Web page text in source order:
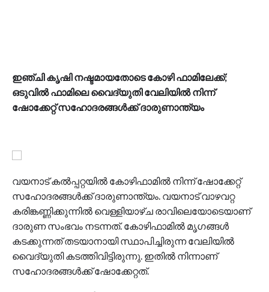
ഇഞ്ചി കൃഷി നഷ്ടമായതോടെ കോഴി ഫാമിലേക്ക്;
ഒടുവില്‍ ഫാമിലെ വൈദ്യുതി വേലിയില്‍ നിന്ന്
ഷോക്കേറ്റ് സഹോദരങ്ങള്‍ക്ക് ദാരുണാന്ത്യം
വയനാട് കല്‍പ്പറ്റയില്‍ കോഴിഫാമില്‍ നിന്ന് ഷോക്കേറ്റ്
സഹോദരങ്ങള്‍ക്ക് ദാരുണാന്ത്യം. വയനാട് വാഴവറ്റ
കരിങ്കണ്ണിക്കുന്നില്‍ വെള്ളിയാഴ്ച രാവിലെയോടെയാണ്
ദാരുണ സംഭവം നടന്നത്. കോഴിഫാമില്‍ മൃഗങ്ങള്‍
കടക്കുന്നത് തടയാനായി സ്ഥാപിച്ചിരുന്ന വേലിയില്‍
വൈദ്യുതി കടത്തിവിട്ടിരുന്നു. ഇതില്‍ നിന്നാണ്
സഹോദരങ്ങള്‍ക്ക് ഷോക്കേറ്റത്.